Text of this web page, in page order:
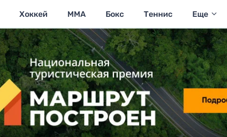
Хоккей MMA Бокс Теннис Еще